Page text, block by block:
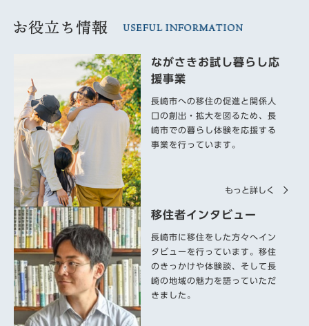
ながさきお試し暮らし応
援事業
長崎市への移住の促進と関係人
口の創出・拡大を図るため、長
崎市での暮らし体験を応援する
事業を行っています。
もっと詳しく
移住者インタビュー
長崎市に移住をした方々へイン
タビューを行っています。移住
のきっかけや体験談、そして長
崎の地域の魅力を語っていただ
きました。